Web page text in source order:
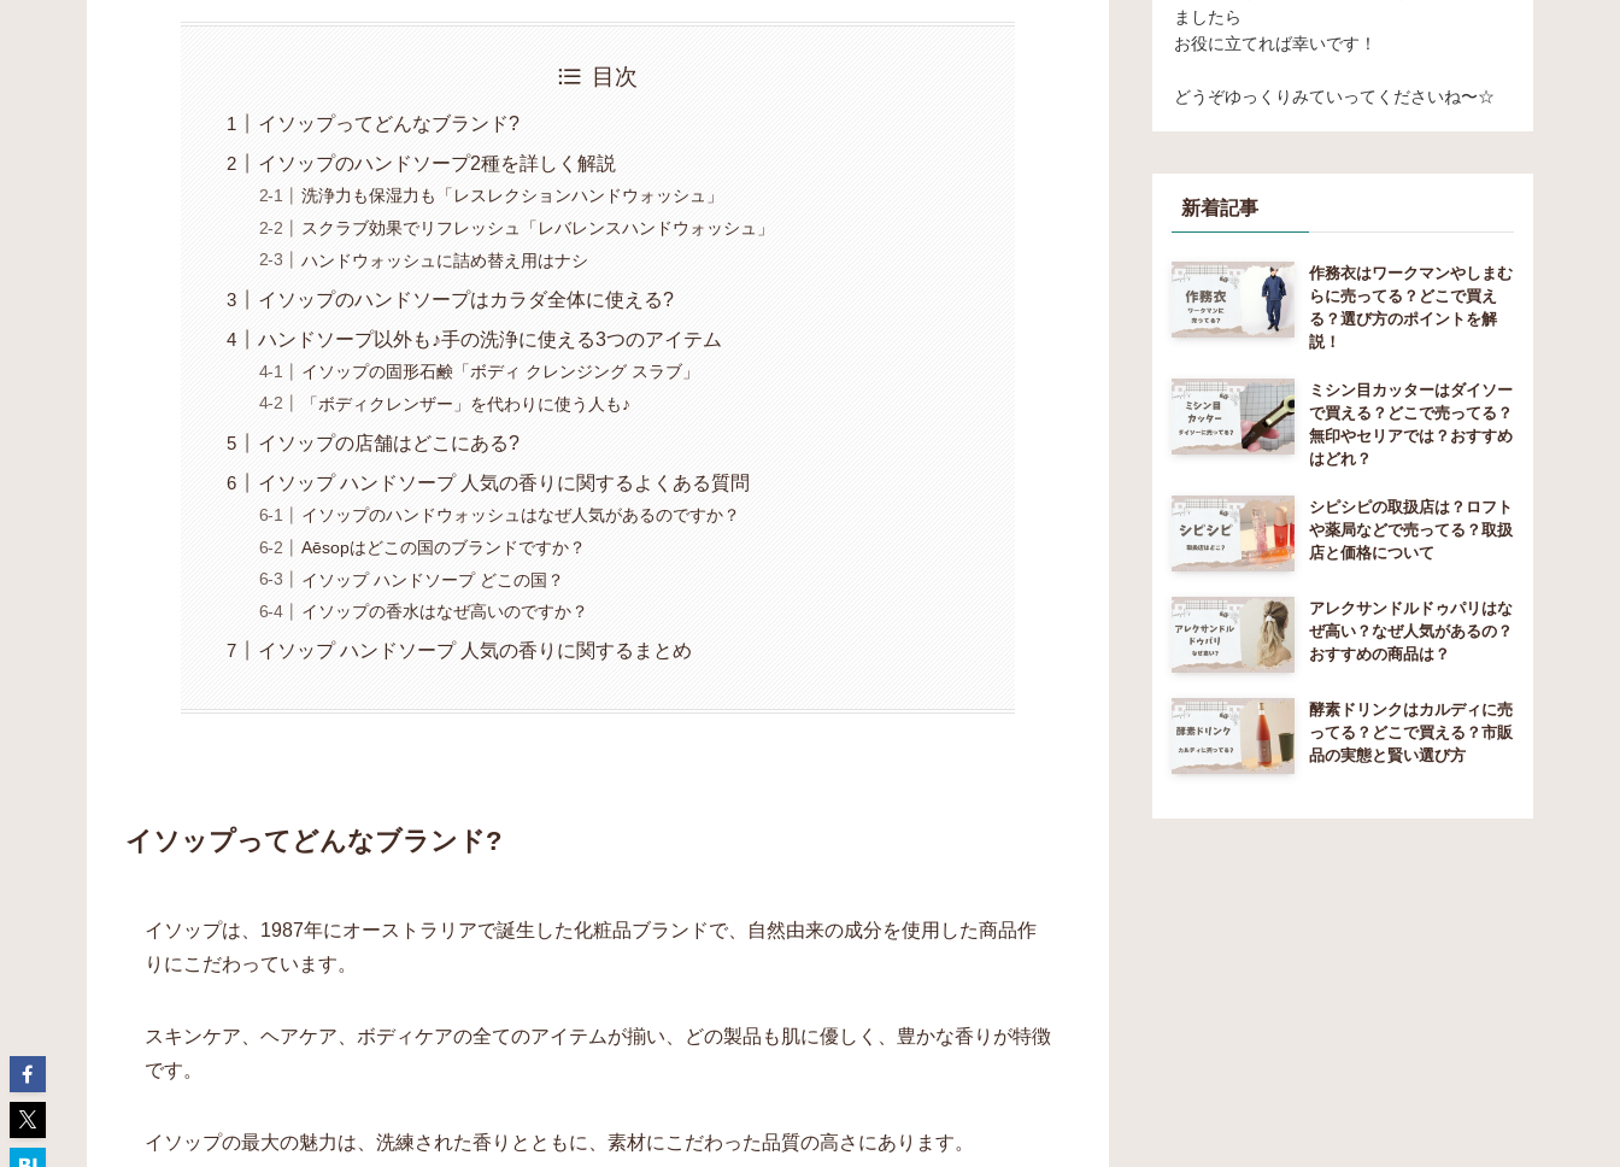
目次
イソップってどんなブランド?
イソップのハンドソープ2種を詳しく解説
洗浄力も保湿力も「レスレクションハンドウォッシュ」
スクラブ効果でリフレッシュ「レバレンスハンドウォッシュ」
ハンドウォッシュに詰め替え用はナシ
イソップのハンドソープはカラダ全体に使える?
ハンドソープ以外も♪手の洗浄に使える3つのアイテム
イソップの固形石鹸「ボディ クレンジング スラブ」
「ボディクレンザー」を代わりに使う人も♪
イソップの店舗はどこにある?
イソップ ハンドソープ 人気の香りに関するよくある質問
イソップのハンドウォッシュはなぜ人気があるのですか？
Aēsopはどこの国のブランドですか？
イソップ ハンドソープ どこの国？
イソップの香水はなぜ高いのですか？
イソップ ハンドソープ 人気の香りに関するまとめ
イソップってどんなブランド?
イソップは、1987年にオーストラリアで誕生した化粧品ブランドで、自然由来の成分を使用した商品作
りにこだわっています。
スキンケア、ヘアケア、ボディケアの全てのアイテムが揃い、どの製品も肌に優しく、豊かな香りが特徴
です。
イソップの最大の魅力は、洗練された香りとともに、素材にこだわった品質の高さにあります。
ましたら
お役に立てれば幸いです！
どうぞゆっくりみていってくださいね〜☆
新着記事
作務衣はワークマンやしまむ
らに売ってる？どこで買え
る？選び方のポイントを解
説！
ミシン目カッターはダイソー
で買える？どこで売ってる？
無印やセリアでは？おすすめ
はどれ？
シピシピの取扱店は？ロフト
や薬局などで売ってる？取扱
店と価格について
アレクサンドルドゥパリはな
ぜ高い？なぜ人気があるの？
おすすめの商品は？
酵素ドリンクはカルディに売
ってる？どこで買える？市販
品の実態と賢い選び方